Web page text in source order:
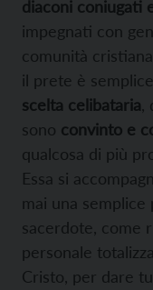
diaconi coniugati
impegnati con
comunità
il prete è
scelta celibataria
sono convinto e
qualcosa di più
Essa si
mai una
sacerdote, come
personale
Cristo, per dare